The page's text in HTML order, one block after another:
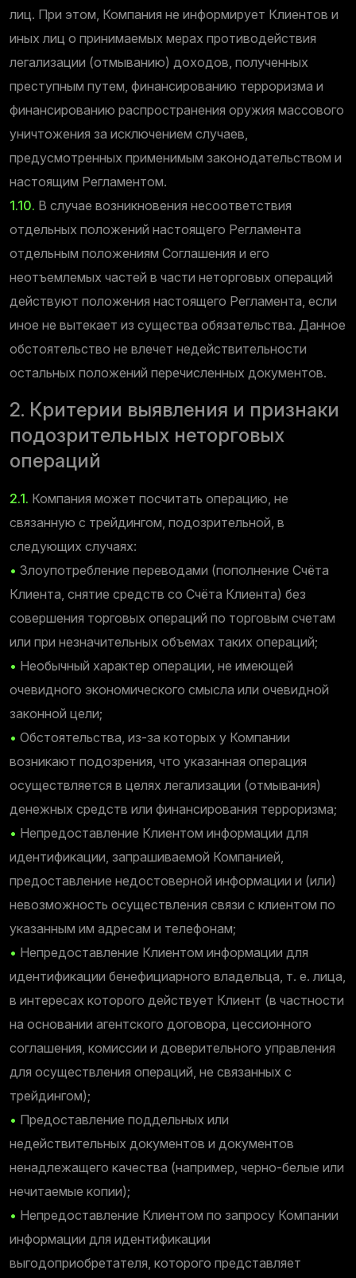
лиц. При этом, Компания не информирует Клиентов и
иных лиц о принимаемых мерах противодействия
легализации (отмыванию) доходов, полученных
преступным путем, финансированию терроризма и
финансированию распространения оружия массового
уничтожения за исключением случаев,
предусмотренных применимым законодательством и
настоящим Регламентом.
1.10. В случае возникновения несоответствия
отдельных положений настоящего Регламента
отдельным положениям Соглашения и его
неотъемлемых частей в части неторговых операций
действуют положения настоящего Регламента, если
иное не вытекает из существа обязательства. Данное
обстоятельство не влечет недействительности
остальных положений перечисленных документов.
2. Критерии выявления и признаки
подозрительных неторговых
операций
2.1. Компания может посчитать операцию, не
связанную с трейдингом, подозрительной, в
следующих случаях:
• Злоупотребление переводами (пополнение Счёта
Клиента, снятие средств со Счёта Клиента) без
совершения торговых операций по торговым счетам
или при незначительных объемах таких операций;
• Необычный характер операции, не имеющей
очевидного экономического смысла или очевидной
законной цели;
• Обстоятельства, из-за которых у Компании
возникают подозрения, что указанная операция
осуществляется в целях легализации (отмывания)
денежных средств или финансирования терроризма;
• Непредоставление Клиентом информации для
идентификации, запрашиваемой Компанией,
предоставление недостоверной информации и (или)
невозможность осуществления связи с клиентом по
указанным им адресам и телефонам;
• Непредоставление Клиентом информации для
идентификации бенефициарного владельца, т. е. лица,
в интересах которого действует Клиент (в частности
на основании агентского договора, цессионного
соглашения, комиссии и доверительного управления
для осуществления операций, не связанных с
трейдингом);
• Предоставление поддельных или
недействительных документов и документов
ненадлежащего качества (например, черно-белые или
нечитаемые копии);
• Непредоставление Клиентом по запросу Компании
информации для идентификации
выгодоприобретателя, которого представляет